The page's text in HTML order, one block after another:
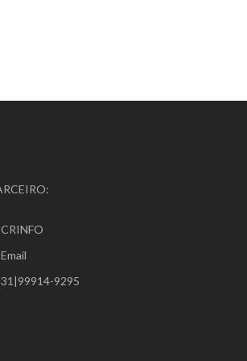
CRINFO
Email
31|99914-9295